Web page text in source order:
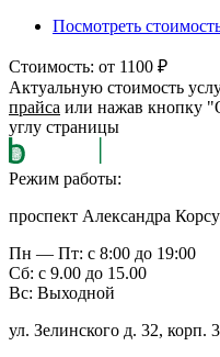
Посмотреть
Стоимость: от 1100 ₽
Актуальную стоимость
прайса или нажав кнопку
углу страницы
Режим работы:
проспект Александра
Пн — Пт: с 8:00 до 19:00
Сб: с 9.00 до 15.00
Вс: Выходной
ул. Зелинского д. 32, корп. 3